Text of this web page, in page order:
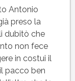
Antonio
preso la
dubitò che
non fece
in costui il
pacco ben